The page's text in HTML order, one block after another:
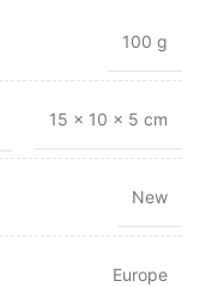
100 g
15 × 10 × 5 cm
New
Europe